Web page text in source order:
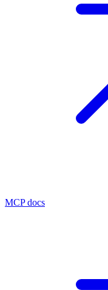
MCP docs